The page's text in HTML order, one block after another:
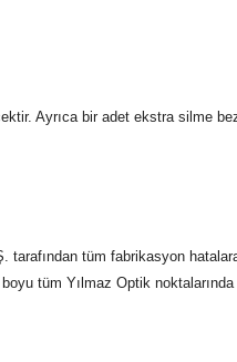
Ayrıca bir adet ekstra silme
tüm fabrikasyon
tüm Yılmaz Optik